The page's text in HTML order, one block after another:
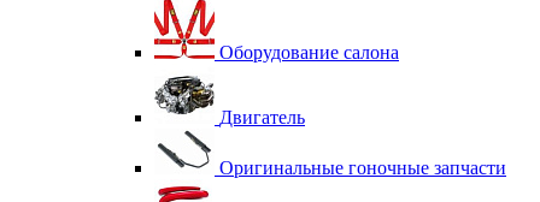
Оборудование салона
Двигатель
Оригинальные гоночные запчасти